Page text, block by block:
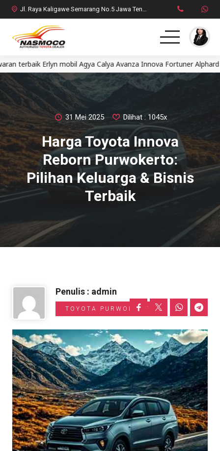
Jl. Raya Kaligawe Semarang No.5 Jawa Tengah
Home
MPV
SUV
HatchBack
Comercial
Brosur Toyota
Informasi Toyota
Erlyn mobil Agya Calya Avanza Innova Fortuner Alphard
31 Mei 2025 Dilihat : 1045x
Harga Toyota Innova
Reborn Purwokerto:
Pilihan Keluarga & Bisnis
Terbaik
Penulis : admin
TOYOTA PURWOKERTO